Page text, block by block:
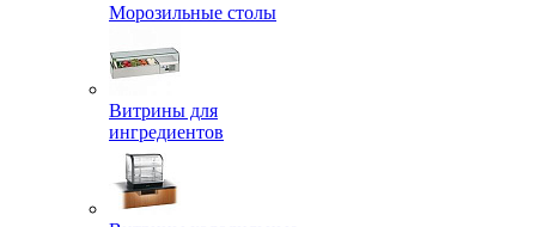
Морозильные столы
Витрины для
ингредиентов